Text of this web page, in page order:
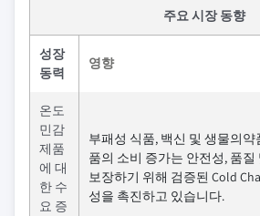
주요 시장 동향
성장
동력
영향
온도
민감
제품
에 대
한 수
요 증
부패성 식품, 백신 및 생물의약
품의 소비 증가는 안전성, 품
보장하기 위해 검증된 Cold
성을 촉진하고 있습니다.